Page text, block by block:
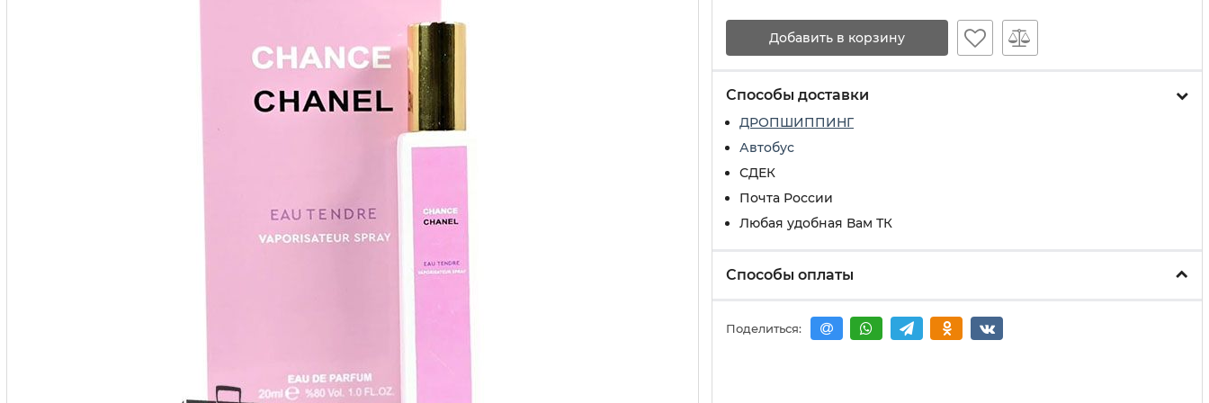
Добавить в корзину
Способы доставки
ДРОПШИППИНГ
Автобус
СДЕК
Почта России
Любая удобная Вам ТК
Способы оплаты
Поделиться: